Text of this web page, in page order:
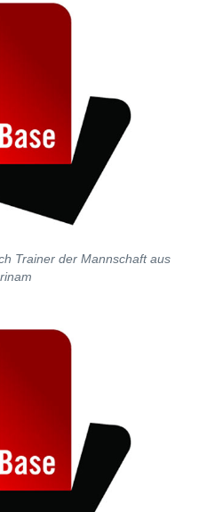
Trainer der Mannschaft aus